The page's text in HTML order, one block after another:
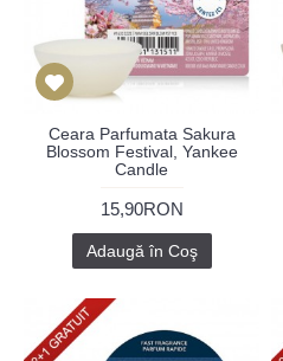
Ceara Parfumata Sakura
Blossom Festival, Yankee
Candle
15,90RON
Adaugă în Coş